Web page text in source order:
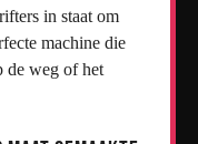
in staat om
machine die
de weg of het